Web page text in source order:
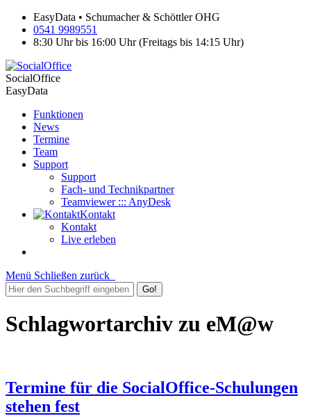
EasyData • Schumacher & Schöttler OHG
0541 9989551
8:30 Uhr bis 16:00 Uhr (Freitags bis 14:15 Uhr)
SocialOffice
EasyData
Funktionen
News
Termine
Team
Support
Support
Fach- und Technikpartner
Teamviewer ::: AnyDesk
Kontakt
Kontakt
Live erleben
Menü Schließen zurück
Schlagwortarchiv zu eM@w
Termine für die SocialOffice-Schulungen
stehen fest